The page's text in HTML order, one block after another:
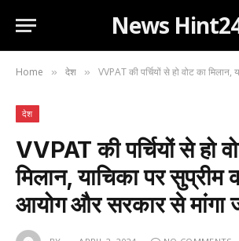
News
Home » देश » VVPAT की पर्चियों से हो वोट का मिलान, याचिका पर सुप्रीम
देश
VVPAT की पर्चियों से हो
मिलान, याचिका पर सुप्रीम
आयोग और सरकार से मांगा